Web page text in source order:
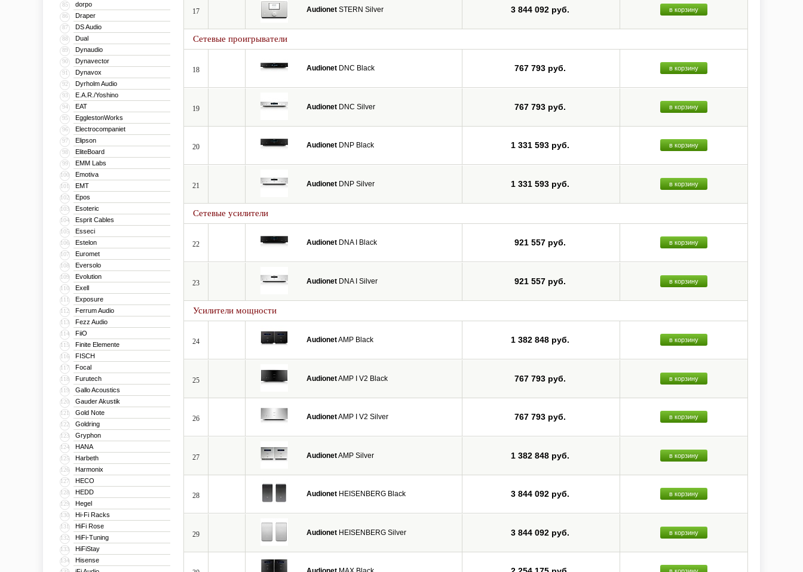
85 dorpo
86 Draper
87 DS Audio
88 Dual
89 Dynaudio
90 Dynavector
91 Dynavox
92 Dyrholm Audio
93 E.A.R./Yoshino
94 EAT
95 EgglestonWorks
96 Electrocompaniet
97 Elipson
98 EliteBoard
99 EMM Labs
100 Emotiva
101 EMT
102 Epos
103 Esoteric
104 Esprit Cables
105 Esseci
106 Estelon
107 Euromet
108 Eversolo
109 Evolution
110 Exell
111 Exposure
112 Ferrum Audio
113 Fezz Audio
114 FiiO
115 Finite Elemente
116 FISCH
117 Focal
118 Furutech
119 Gallo Acoustics
120 Gauder Akustik
121 Gold Note
122 Goldring
123 Gryphon
124 HANA
125 Harbeth
126 Harmonix
127 HECO
128 HEDD
129 Hegel
130 Hi-Fi Racks
131 HiFi Rose
132 HiFi-Tuning
133 HiFiStay
134 Hisense
17 Audionet STERN Silver 3 844 092 руб. в корзину
Сетевые проигрыватели
18 Audionet DNC Black 767 793 руб. в корзину
19 Audionet DNC Silver 767 793 руб. в корзину
20 Audionet DNP Black 1 331 593 руб. в корзину
21 Audionet DNP Silver 1 331 593 руб. в корзину
Сетевые усилители
22 Audionet DNA I Black 921 557 руб. в корзину
23 Audionet DNA I Silver 921 557 руб. в корзину
Усилители мощности
24 AudionetAMP Black 1 382 848 руб. в корзину
25 AudionetAMP I V2 Black 767 793 руб. в корзину
26 AudionetAMP I V2 Silver 767 793 руб. в корзину
27 AudionetAMP Silver 1 382 848 руб. в корзину
28 Audionet HEISENBERG Black 3 844 092 руб. в корзину
29 Audionet HEISENBERG Silver 3 844 092 руб. в корзину